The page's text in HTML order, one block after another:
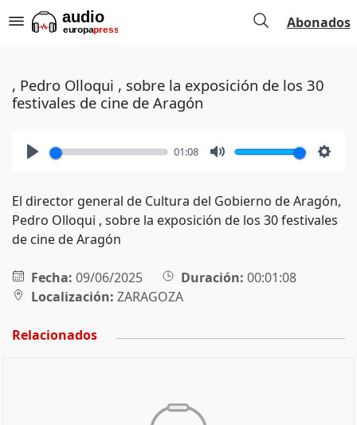
Abonados
, Pedro Olloqui , sobre la exposición de los 30
festivales de cine de Aragón
01:08
El director general de Cultura del Gobierno de Aragón,
Pedro Olloqui , sobre la exposición de los 30 festivales
de cine de Aragón
Fecha: 09/06/2025 Duración: 00:01:08
Localización: ZARAGOZA
Relacionados